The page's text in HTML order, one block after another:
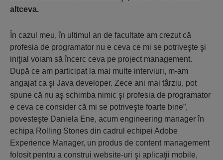
altceva.
În cazul meu, în ultimul an de facultate am crezut că
profesia de programator nu e ceva ce mi se potriveşte şi
iniţial voiam să încerc ceva pe project management.
După ce am participat la mai multe interviuri, m-am
angajat ca şi Java developer. Zece ani mai târziu, pot
spune că nu aş schimba nimic şi profesia de programator
e ceva ce consider că mi se potriveşte foarte bine”,
povesteşte Daniela Ene, acum engineering manager în
echipa Rolling Stones din cadrul echipei Adobe
Experience Manager, un produs de content management
folosit pentru a construi website-uri şi aplicaţii mobile,